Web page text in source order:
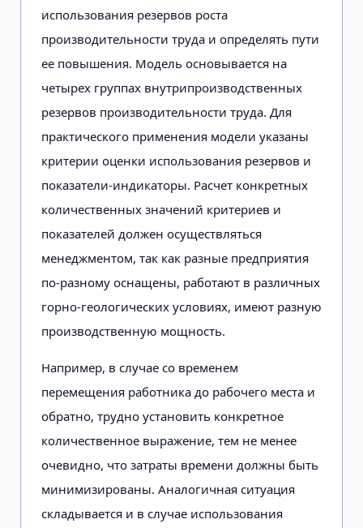
использования резервов роста
производительности труда и определять пути
ее повышения. Модель основывается на
четырех группах внутрипроизводственных
резервов производительности труда. Для
практического применения модели указаны
критерии оценки использования резервов и
показатели-индикаторы. Расчет конкретных
количественных значений критериев и
показателей должен осуществляться
менеджментом, так как разные предприятия
по-разному оснащены, работают в различных
горно-геологических условиях, имеют разную
производственную мощность.
Например, в случае со временем
перемещения работника до рабочего места и
обратно, трудно установить конкретное
количественное выражение, тем не менее
очевидно, что затраты времени должны быть
минимизированы. Аналогичная ситуация
складывается и в случае использования